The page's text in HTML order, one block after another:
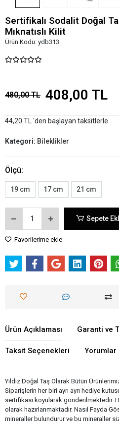
Sertifikalı Sodalit Doğal
Mıknatıslı Kilit
Ürün Kodu: ydb313
480,00 TL 408,00 TL
44,20 TL 'den başlayan taksitlerle
Kategori: Bileklikler
Ölçü:
19 cm 17 cm 21 cm
Sepete
Favorilerime ekle
Ürün Açıklaması Garanti ve
Taksit Seçenekleri Yorumlar
Yıldız Doğal Taş Olarak Bütün
Siparişlerin her biri ayrı ayrı hediye
sertifikası koyularak gönderilmektedir.
olarak hazırlanmaktadır. Nasıl Fayda
mineraller bulundurur ve bu mineraller